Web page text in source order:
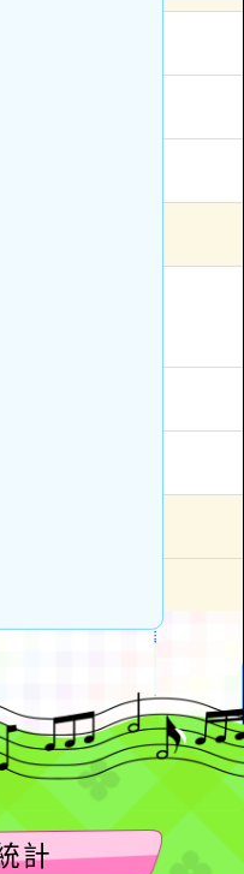
計